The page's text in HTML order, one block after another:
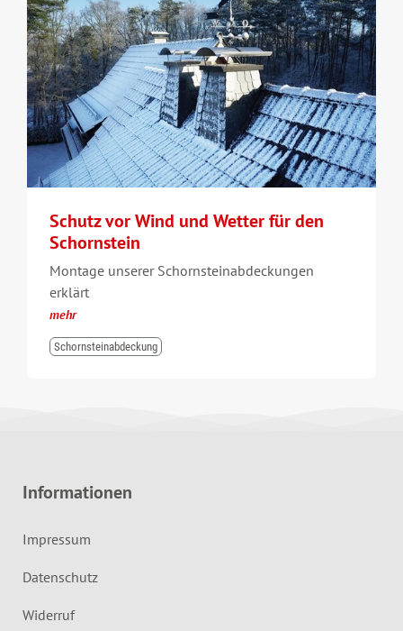
Schutz vor Wind und Wetter für den
Schornstein
Montage unserer Schornsteinabdeckungen
erklärt
mehr
Schornsteinabdeckung
Informationen
Impressum
Datenschutz
Widerruf